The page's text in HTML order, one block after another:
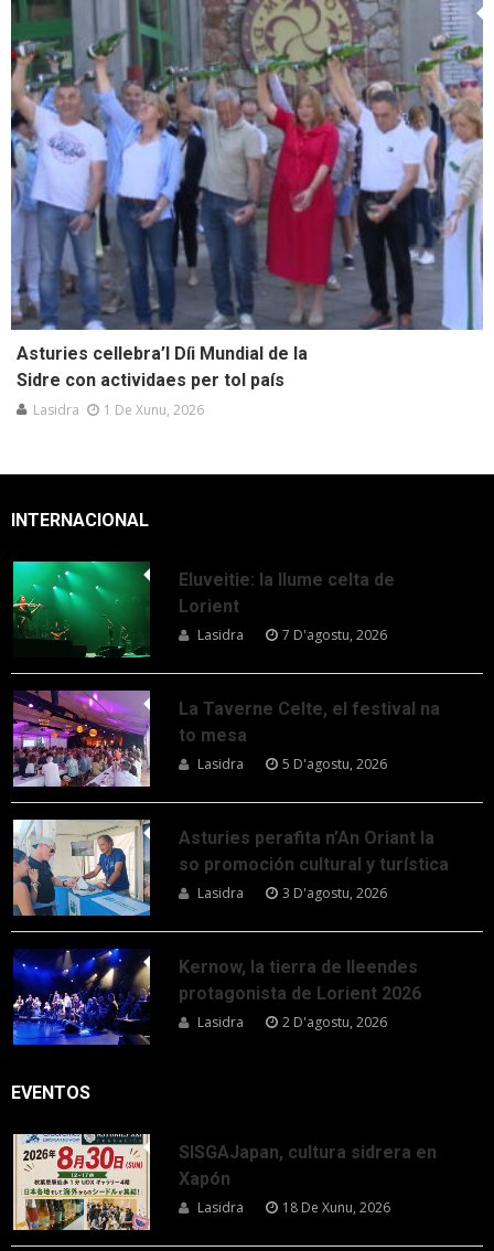
Asturies cellebra’l Díi Mundial de la
Sidre con actividaes per tol país
Lasidra 1 De Xunu, 2026
INTERNACIONAL
Eluveitie: la llume celta de
Lorient
Lasidra 7 D'agostu, 2026
La Taverne Celte, el festival na
to mesa
Lasidra 5 D'agostu, 2026
Asturies perafita n’An Oriant la
so promoción cultural y turística
Lasidra 3 D'agostu, 2026
Kernow, la tierra de lleendes
protagonista de Lorient 2026
Lasidra 2 D'agostu, 2026
EVENTOS
SISGAJapan, cultura sidrera en
Xapón
Lasidra 18 De Xunu, 2026